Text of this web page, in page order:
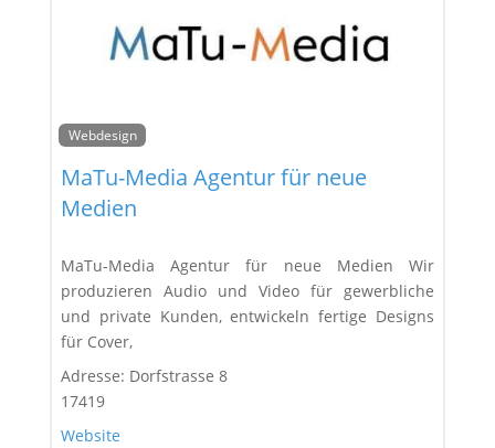
Webdesign
MaTu-Media Agentur für neue
Medien
MaTu-Media Agentur für neue Medien Wir
produzieren Audio und Video für gewerbliche
und private Kunden, entwickeln fertige Designs
für Cover,
Adresse: Dorfstrasse 8
17419
Website